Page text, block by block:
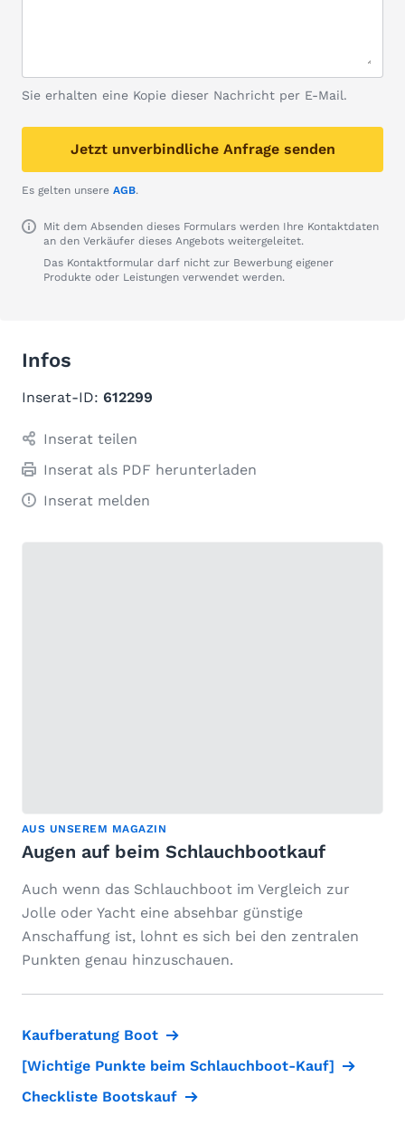
Sie erhalten eine Kopie dieser Nachricht per E-Mail.
Jetzt unverbindliche Anfrage senden
Es gelten unsere AGB.
Mit dem Absenden dieses Formulars werden Ihre Kontaktdaten
an den Verkäufer dieses Angebots weitergeleitet.
Das Kontaktformular darf nicht zur Bewerbung eigener
Produkte oder Leistungen verwendet werden.
Infos
Inserat-ID: 612299
Inserat teilen
Inserat als PDF herunterladen
Inserat melden
AUS UNSEREM MAGAZIN
Augen auf beim Schlauchbootkauf
Auch wenn das Schlauchboot im Vergleich zur
Jolle oder Yacht eine absehbar günstige
Anschaffung ist, lohnt es sich bei den zentralen
Punkten genau hinzuschauen.
Kaufberatung Boot
[Wichtige Punkte beim Schlauchboot-Kauf]
Checkliste Bootskauf